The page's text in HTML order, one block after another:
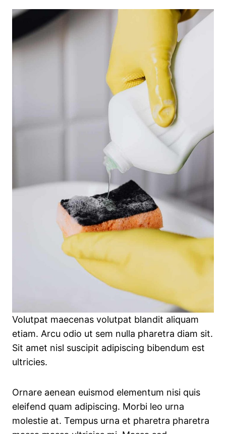
Volutpat maecenas volutpat blandit aliquam
etiam. Arcu odio ut sem nulla pharetra diam sit.
Sit amet nisl suscipit adipiscing bibendum est
ultricies.
Ornare aenean euismod elementum nisi quis
eleifend quam adipiscing. Morbi leo urna
molestie at. Tempus urna et pharetra pharetra